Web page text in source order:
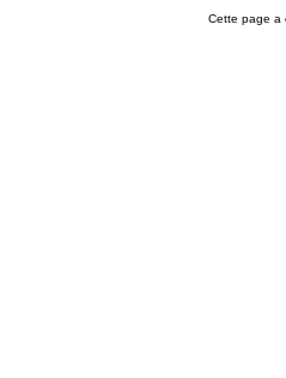
Cette page a